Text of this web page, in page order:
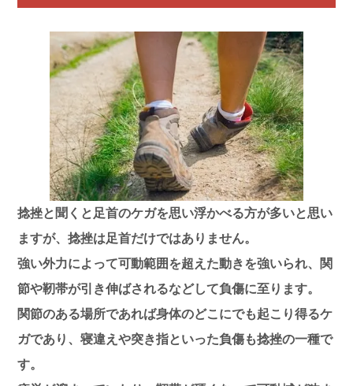
捻挫と聞くと足首のケガを思い浮かべる方が多いと思い
ますが、捻挫は足首だけではありません。
強い外力によって可動範囲を超えた動きを強いられ、関
節や靭帯が引き伸ばされるなどして負傷に至ります。
関節のある場所であれば身体のどこにでも起こり得るケ
ガであり、寝違えや突き指といった負傷も捻挫の一種で
す。